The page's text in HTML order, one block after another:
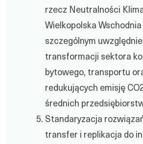
rzecz Neutralności
Wielkopolska
szczególnym
transformacji sektora
bytowego, transportu
redukujących emisję
średnich
Standaryzacja
transfer i replikacja do